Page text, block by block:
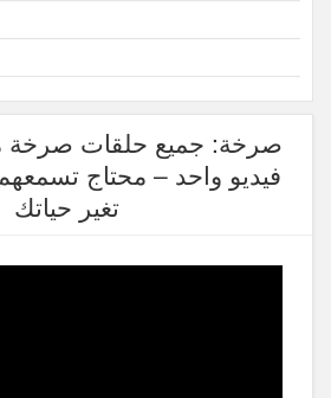
صرخة: جميع حلقات
فيديو واحد – محتاج
تغير حياتك